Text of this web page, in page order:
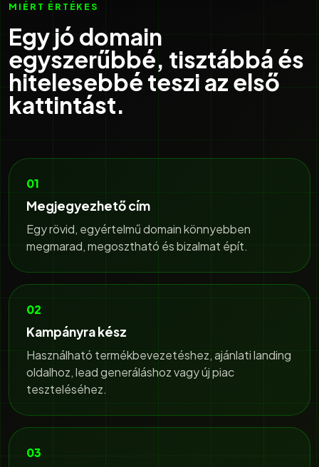
MIÉRT ÉRTÉKES
Egy jó domain
egyszerűbbé, tisztábbá és
hitelesebbé teszi az első
kattintást.
01
Megjegyezhető cím
Egy rövid, egyértelmű domain könnyebben
megmarad, megosztható és bizalmat épít.
02
Kampányra kész
Használható termékbevezetéshez, ajánlati landing
oldalhoz, lead generáláshoz vagy új piac
teszteléséhez.
03